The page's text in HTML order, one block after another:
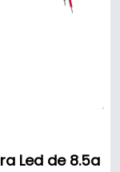
Led de 8.5a